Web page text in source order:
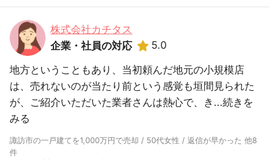
株式会社カチタス
企業・社員の対応
5.0
地方ということもあり、当初頼んだ地元の小規模店
は、売れないのが当たり前という感覚も垣間見られた
が、ご紹介いただいた業者さんは熱心で、き...続きを
みる
諏訪市の一戸建てを1,000万円で売却 / 50代女性 / 返信が早かった 他8
件